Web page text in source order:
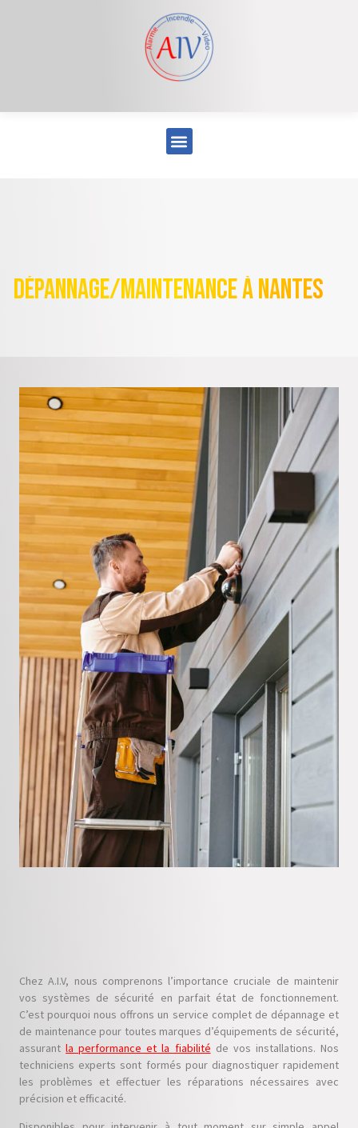
dépannage/maintenance à NANTES
Chez A.I.V, nous comprenons l’importance cruciale de maintenir
vos systèmes de sécurité en parfait état de fonctionnement.
C’est pourquoi nous offrons un service complet de dépannage et
de maintenance pour toutes marques d’équipements de sécurité,
assurantla performance et la fiabilité de vos installations. Nos
techniciens experts sont formés pour diagnostiquer rapidement
les problèmes et effectuer les réparations nécessaires avec
précision et efficacité.